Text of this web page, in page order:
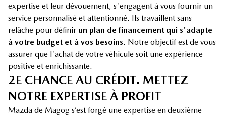
expertise et leur dévouement, s'engagent à vous fournir un
service personnalisé et attentionné. Ils travaillent sans
relâche pour définir un plan de financement qui s'adapte
à votre budget et à vos besoins. Notre objectif est de vous
assurer que l'achat de votre véhicule soit une expérience
positive et enrichissante.
2E CHANCE AU CRÉDIT. METTEZ
NOTRE EXPERTISE À PROFIT
Mazda de Magog s’est forgé une expertise en deuxième